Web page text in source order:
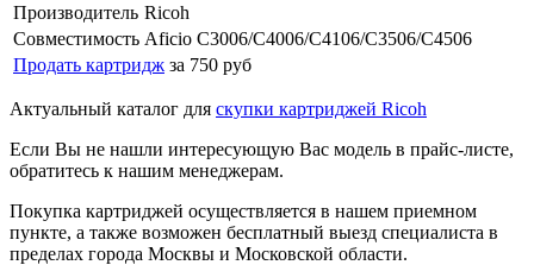
Производитель Ricoh
Совместимость Aficio C3006/C4006/C4106/C3506/C4506
Продать картридж за 750 руб
Актуальный каталог для скупки картриджей Ricoh
Если Вы не нашли интересующую Вас модель в прайс-листе,
обратитесь к нашим менеджерам.
Покупка картриджей осуществляется в нашем приемном
пункте, а также возможен бесплатный выезд специалиста в
пределах города Москвы и Московской области.